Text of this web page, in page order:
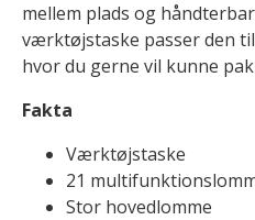
mellem plads og
værktøjstaske passer den
hvor du gerne vil kunne
Fakta
Værktøjstaske
21
Stor hovedlomme